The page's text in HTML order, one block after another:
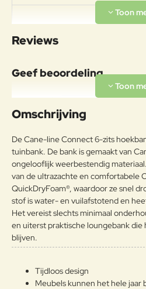
Specificaties
Diepte
Reviews
Geef beoordeling
Uw naam:
g:
Note:HTML-code
Waardering:
Waarderin
g:
Slecht
Omschrijving
De Cane-line Connect 6-zits
tuinbank. De bank is gemaakt van
ongelooflijk weerbestendig
van de ultrazachte en comfortabele
QuickDryFoam®, waardoor ze snel
stof is water- en vuilafstotend en
Het vereist slechts minimaal
en uiterst praktische loungebank die
blijven.
Tijdloos design
Meubels kunnen het hele jaar